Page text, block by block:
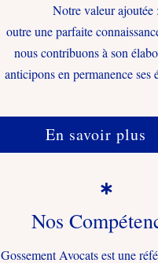
Notre valeur ajoutée :
outre une parfaite
nous contribuons à son
anticipons en permanence ses
En savoir plus

Nos
Gossement Avocats est une